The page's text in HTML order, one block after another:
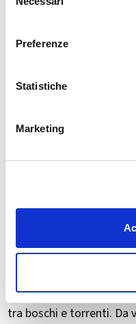
del
Preferenze
Statistiche
Marketing
Colorina
Colorina si trova in
tra boschi e torrenti. Da